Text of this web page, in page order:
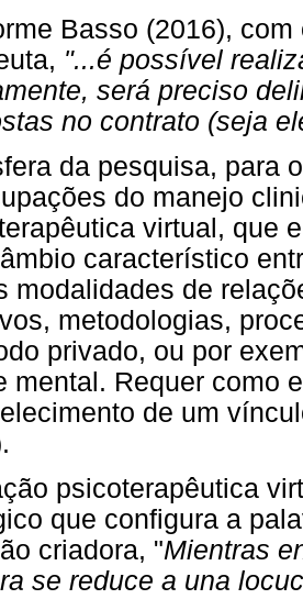
Basso (2016),
"...é possível
será preciso
no contrato (seja
da pesquisa, para
do manejo
virtual, que
característico
modalidades de
metodologias,
privado, ou por
mental. Requer como
de um
psicoterapêutica
que configura a
criadora, "Mientras
se reduce a una